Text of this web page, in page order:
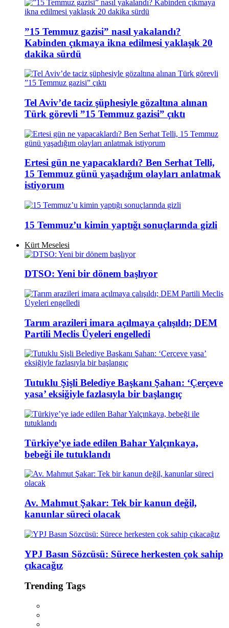
”15 Temmuz gazisi” nasıl yakalandı?
Kabinden çıkmaya ikna edilmesi yaklaşık 20
dakika sürdü
Tel Aviv’de taciz şüphesiyle gözaltına alınan
Türk görevli ”15 Temmuz gazisi” çıktı
Ertesi gün ne yapacaklardı? Ben Serhat Telli,
15 Temmuz günü yaşadığım olayları anlatmak
istiyorum
15 Temmuz’u kimin yaptığı sonuçlarında gizli
Kürt Meselesi
DTSO: Yeni bir dönem başlıyor
Tarım arazileri imara açılmaya çalışıldı; DEM
Partili Meclis Üyeleri engelledi
Tutuklu Şişli Belediye Başkanı Şahan: ‘Çerçeve
yasa’ eksiğiyle fazlasıyla bir başlangıç
Türkiye’ye iade edilen Bahar Yalçınkaya,
bebeği ile tutuklandı
Av. Mahmut Şakar: Tek bir kanun değil,
kanunlar süreci olacak
YPJ Basın Sözcüsü: Sürece herkesten çok sahip
çıkacağız
Trending Tags